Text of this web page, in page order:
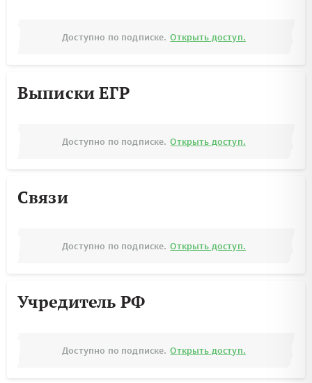
Доступно по подписке. Открыть доступ.
Выписки ЕГР
Доступно по подписке. Открыть доступ.
Связи
Доступно по подписке. Открыть доступ.
Учредитель РФ
Доступно по подписке. Открыть доступ.